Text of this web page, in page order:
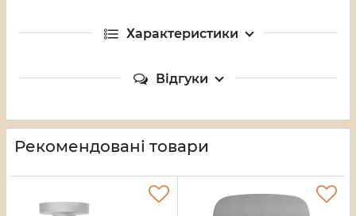
Характеристики
Відгуки
Рекомендовані товари